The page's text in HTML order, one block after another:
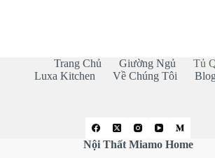
Trang Chủ Giường Ngủ
Tủ
Luxa Kitchen
Về Chúng Tôi
Nội Thất Miamo Home